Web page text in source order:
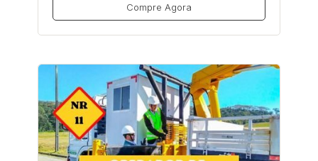
Compre Agora